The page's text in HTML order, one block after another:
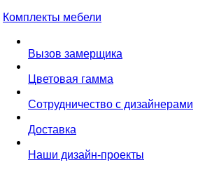
Комплекты мебели
Вызов замерщика
Цветовая гамма
Сотрудничество с дизайнерами
Доставка
Наши дизайн-проекты